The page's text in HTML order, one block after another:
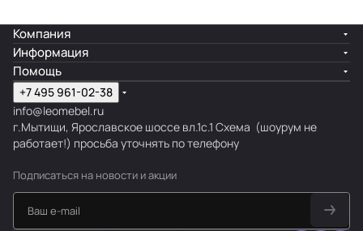
Компания
Информация
Помощь
+7 495 961-02-38
info@leomebel.ru
г.Мытищи, Ярославское шоссе вл.1с.1 Схема (шоурум не
работает!) просьба уточнять по телефону
Подписаться на новости и акции